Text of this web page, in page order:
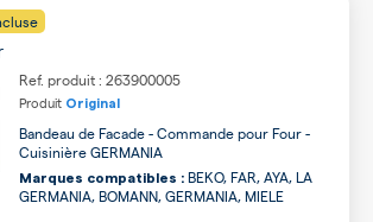
Ref. produit : 263900005
Produit Original
Bandeau de Facade - Commande pour Four -
Cuisinière GERMANIA
Marques compatibles : BEKO, FAR, AYA, LA
GERMANIA, BOMANN, GERMANIA, MIELE